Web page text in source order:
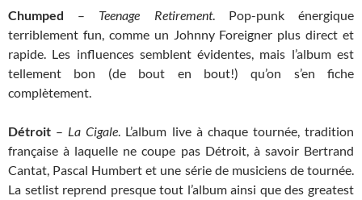
Chumped – Teenage Retirement. Pop-punk énergique
terriblement fun, comme un Johnny Foreigner plus direct et
rapide. Les influences semblent évidentes, mais l’album est
tellement bon (de bout en bout!) qu’on s’en fiche
complètement.
Détroit – La Cigale. L’album live à chaque tournée, tradition
française à laquelle ne coupe pas Détroit, à savoir Bertrand
Cantat, Pascal Humbert et une série de musiciens de tournée.
La setlist reprend presque tout l’album ainsi que des greatest